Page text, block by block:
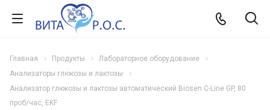
Главная Продукты
Лабораторное оборудование
Анализаторы глюкозы и лактозы
Анализатор глюкозы и лактозы автоматический Biosen C-Line GP, 80
проб/час, EKF